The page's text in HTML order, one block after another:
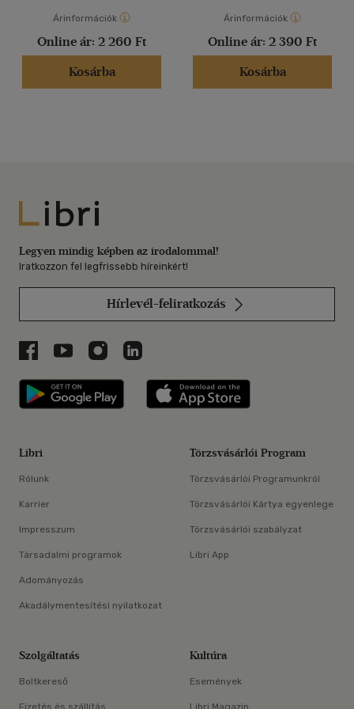
Árinformációk
Online ár: 2 260 Ft
Kosárba
Árinformációk
Online ár: 2 390 Ft
Kosárba
Libri
Legyen mindig képben az irodalommal!
Iratkozzon fel legfrissebb híreinkért!
Hírlevél-feliratkozás
Libri a Facebookon
Libri a Youtube-on
Libri az Instagramon
Libri a LinkedInen
Libri applikáció Szerezd meg: Google
Libri
Rólunk
Karrier
Impresszum
Társadalmi programok
Adományozás
Akadálymentesítési nyilatkozat
Törzsvásárlói Program
Törzsvásárlói Programunkról
Törzsvásárlói Kártya egyenlege
Törzsvásárlói szabályzat
Libri App
Szolgáltatás
Boltkereső
Fizetés és szállítás
Kultúra
Események
Libri Magazin